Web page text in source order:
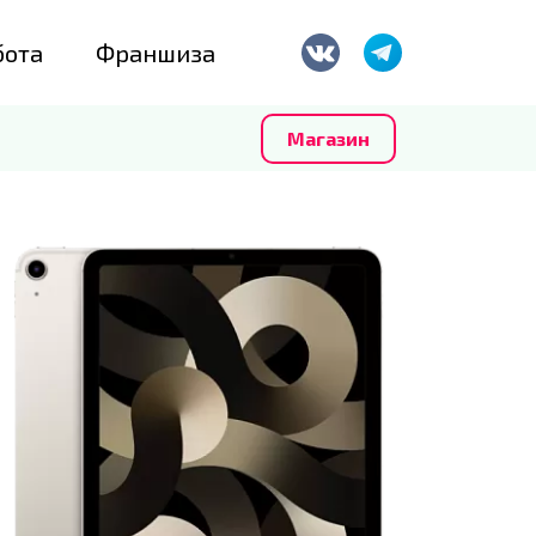
Франшиза
Магазин